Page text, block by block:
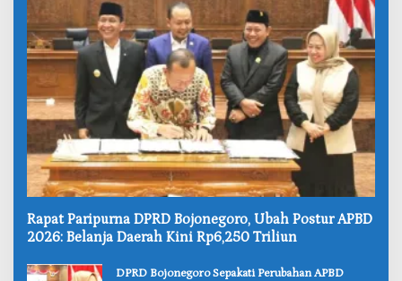
‎Rapat Paripurna DPRD Bojonegoro, Ubah Postur APBD
2026: Belanja Daerah Kini Rp6,250 Triliun
‎DPRD Bojonegoro Sepakati Perubahan APBD